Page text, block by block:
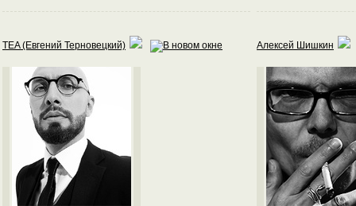
TEA (Евгений Терновецкий) Алексей Шишкин